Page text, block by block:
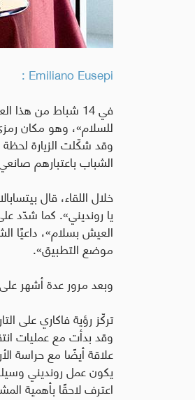
Emiliano Eusepi :
في 14 شباط من هذا
للسلام»، وهو مكان
وقد شكّلت الزيارة
الشباب باعتبارهم
خلال اللقاء، قال
يا رونديني». كما شدّد
العيش بسلام»، داعيًا
موضع التطبيق».
وبعد مرور عدة أشهر
وقد بدأت مع عمليات
علاقة أيضًا مع حراسة
يكون عمل رونديني
اعترف لاحقًا بأهمية